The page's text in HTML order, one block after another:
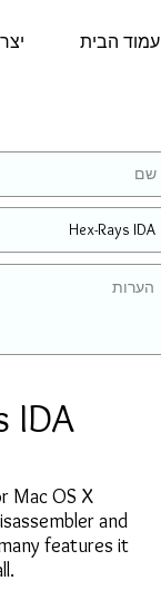
עמוד הבית
IDA
Mac OS X
and
features it